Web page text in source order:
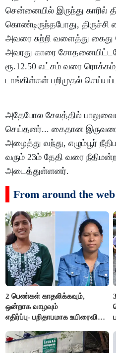
சென்னையில் இருந்து காரில்
கொண்டிருந்தபோது, திருச்சி
அவரை சுற்றி வளைத்து
அவரது காரை
ரூ.12.50 லட்சம் வரை
டாங்கிள்கள் பறிமுதல்
அதேபோல சேலத்தில்
செய்தனர்... கைதான
அழைத்து வந்து, எழும்பூர்
வரும் 23ம் தேதி வரை
அடைத்துள்ளனர்.
From around the web
2 பெண்கள் காதலிக்கவும்,
ஒன்றாக வாழவும்
எதிர்ப்பு- பறிதாபமாக உயிரைவிட்ட